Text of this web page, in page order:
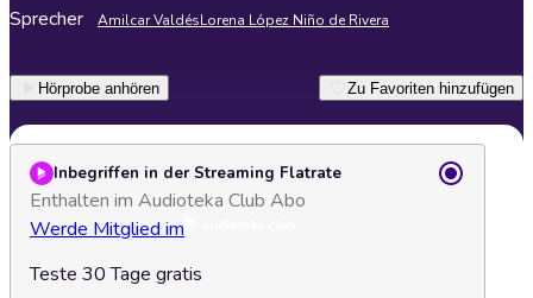
Sprecher Amilcar ValdésLorena López Niño de Rivera
Hörprobe anhören Zu Favoriten hinzufügen
Inbegriffen in der Streaming Flatrate
Enthalten im Audioteka Club Abo
Werde Mitglied im
Teste 30 Tage gratis